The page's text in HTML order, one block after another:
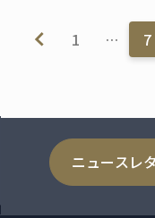
1 … 7
ニュースレ